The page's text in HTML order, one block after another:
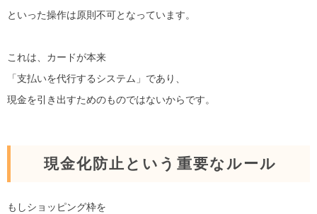
といった操作は原則不可となっています。
これは、カードが本来
「支払いを代行するシステム」であり、
現金を引き出すためのものではないからです。
現金化防止という重要なルール
もしショッピング枠を